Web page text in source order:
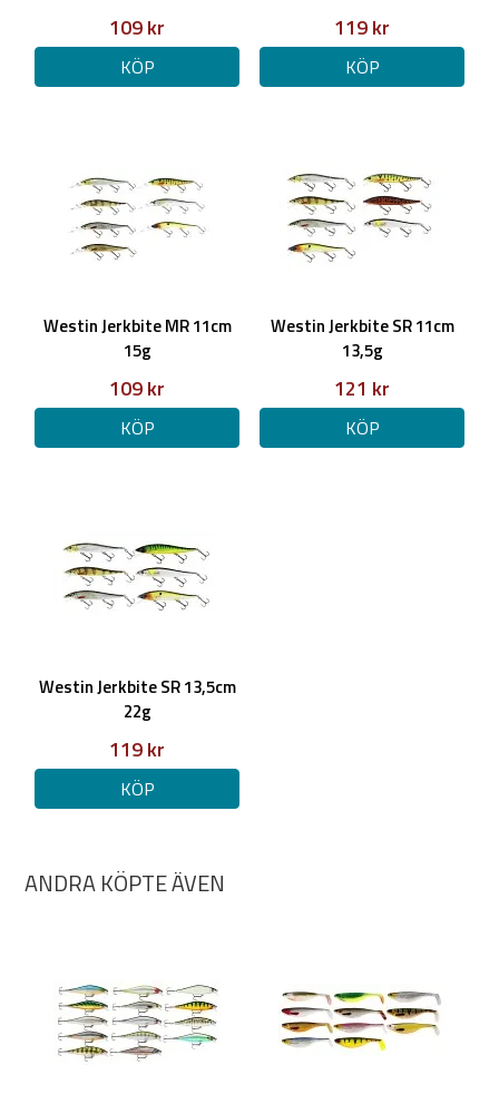
109 kr
KÖP
119 kr
KÖP
Westin Jerkbite MR 11cm
15g
109 kr
KÖP
Westin Jerkbite SR 11cm
13,5g
121 kr
KÖP
Westin Jerkbite SR 13,5cm
22g
119 kr
KÖP
ANDRA KÖPTE ÄVEN